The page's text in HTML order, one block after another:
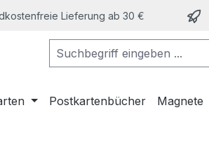
Lieferung ab 30 €
Postkartenbücher Magnete